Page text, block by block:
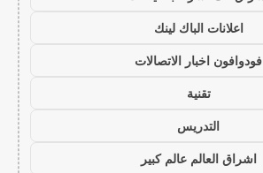
اعلانات الباك لينك
فودوافون اخبار الاتصالات
تقنية
التدريس
اشراق العالم عالم كبير